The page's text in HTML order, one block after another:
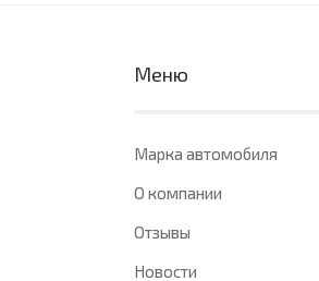
Марка автомобиля
О компании
Отзывы
Новости